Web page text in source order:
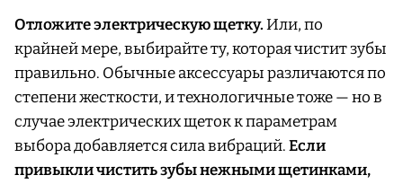
Отложите электрическую щетку.Или, по
крайней мере, выбирайте ту, которая чистит зубы
правильно. Обычные аксессуары различаются по
степени жесткости, и технологичные тоже — но в
случае электрических щеток к параметрам
выбора добавляется сила вибраций.Если
привыкли чистить зубы нежными щетинками,